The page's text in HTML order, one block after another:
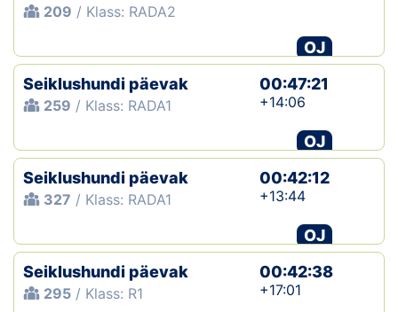
209 / Klass: RADA2
OJ
Seiklushundi päevak
259 / Klass: RADA1
00:47:21
+14:06
OJ
Seiklushundi päevak
327 / Klass: RADA1
00:42:12
+13:44
OJ
Seiklushundi päevak
295 / Klass: R1
00:42:38
+17:01